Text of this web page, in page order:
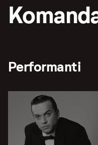
Performanti